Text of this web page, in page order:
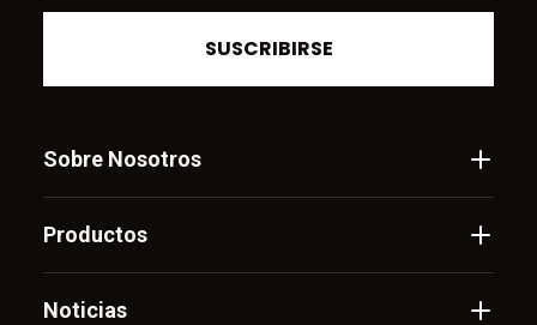
SUSCRIBIRSE
Sobre Nosotros
Productos
Noticias